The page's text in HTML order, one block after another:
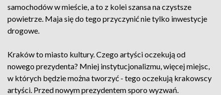
samochodów w mieście, a to z kolei szansa na czystsze
powietrze. Maja się do tego przyczynić nie tylko inwestycje
drogowe.
Kraków to miasto kultury. Czego artyści oczekują od
nowego prezydenta? Mniej instytucjonalizmu, więcej miejsc,
w których będzie można tworzyć - tego oczekują krakowscy
artyści. Przed nowym prezydentem sporo wyzwań.